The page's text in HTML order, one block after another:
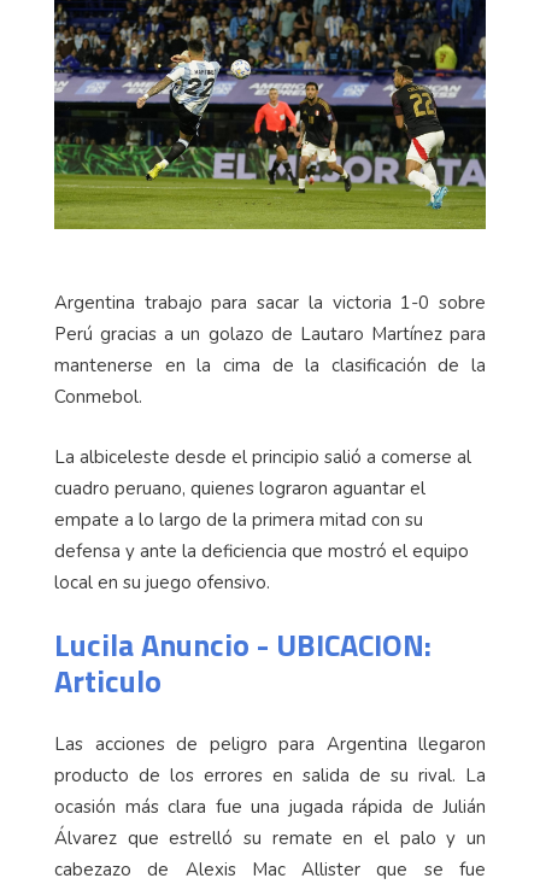
Argentina trabajo para sacar la victoria 1-0 sobre
Perú gracias a un golazo de Lautaro Martínez para
mantenerse en la cima de la clasificación de la
Conmebol.
La albiceleste desde el principio salió a comerse al
cuadro peruano, quienes lograron aguantar el
empate a lo largo de la primera mitad con su
defensa y ante la deficiencia que mostró el equipo
local en su juego ofensivo.
Lucila Anuncio - UBICACION:
Articulo
Las acciones de peligro para Argentina llegaron
producto de los errores en salida de su rival. La
ocasión más clara fue una jugada rápida de Julián
Álvarez que estrelló su remate en el palo y un
cabezazo de Alexis Mac Allister que se fue